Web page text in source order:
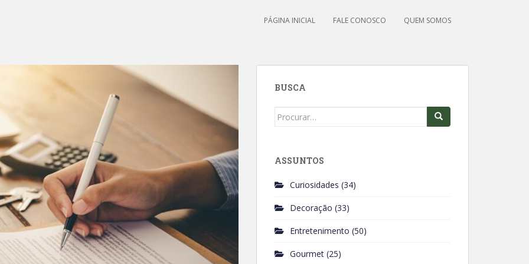
PÁGINA INICIAL FALE CONOSCO QUEM SOMOS
BUSCA
Search
ASSUNTOS
Curiosidades (34)
Decoração (33)
Entretenimento (50)
Gourmet (25)